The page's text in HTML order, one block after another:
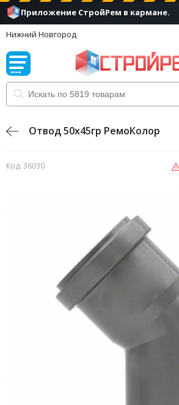
Приложение СтройРем в кармане.
Нижний Новгород
Отвод 50х45гр РемоКолор
Код: 36030